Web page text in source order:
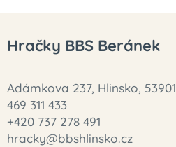
Hračky BBS Beránek
Adámkova 237, Hlinsko, 53901
469 311 433
+420 737 278 491
hracky@bbshlinsko.cz